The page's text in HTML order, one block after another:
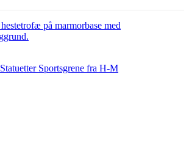
Statuetter Sportsgrene fra H-M